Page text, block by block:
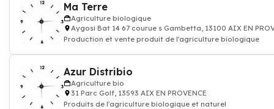
Ma Terre
Agriculture biologique
Aygosi Bat 14 67 courue s Gambetta, 13100 AIX EN
Production et vente produit de l'agriculture biologique
Azur Distribio
Agriculture bio
31 Parc Golf, 13593 AIX EN PROVENCE
Produits de l'agriculture biologique et naturel